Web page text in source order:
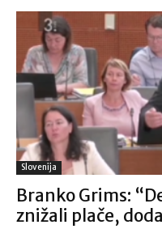
Slovenija
Branko Grims:
znižali plače,